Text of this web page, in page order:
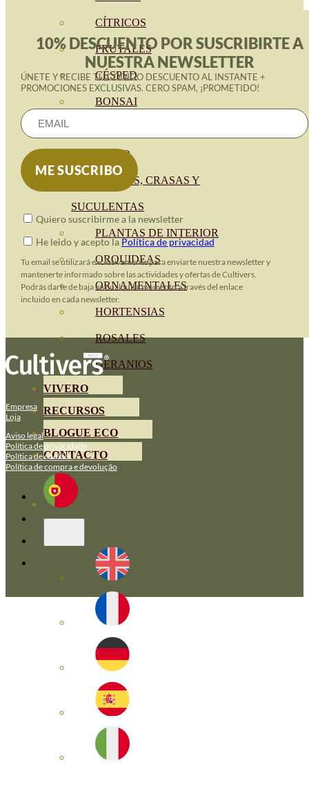
CÍTRICOS
FRUTALES
CÉSPED
BONSAI
OLIVO
CACTUS, CRASAS Y
SUCULENTAS
PLANTAS DE INTERIOR
ORQUIDEAS
ORNAMENTALES
HORTENSIAS
ROSALES
GERANIOS
VIVERO
RECURSOS
BLOGUE ECO
CONTACTO
10% DESCUENTO POR SUSCRIBIRTE A
NUESTRA NEWSLETTER
ÚNETE Y RECIBE TU CÓDIGO DESCUENTO AL INSTANTE +
PROMOCIONES EXCLUSIVAS. CERO SPAM, ¡PROMETIDO!
Quiero suscribirme a la newsletter
He leido y acepto laPolítica de privacidad
Tu email se utilizará exclusivamente para enviarte nuestra newsletter y
mantenerte informado sobre las actividades y ofertas de Cultivers.
Podrás darte de baja en cualquier momento a través del enlace
incluido en cada newsletter.
Empresa
Loja
Aviso legal
Política de privacidade
Política de cookies
Política de compra e devolução